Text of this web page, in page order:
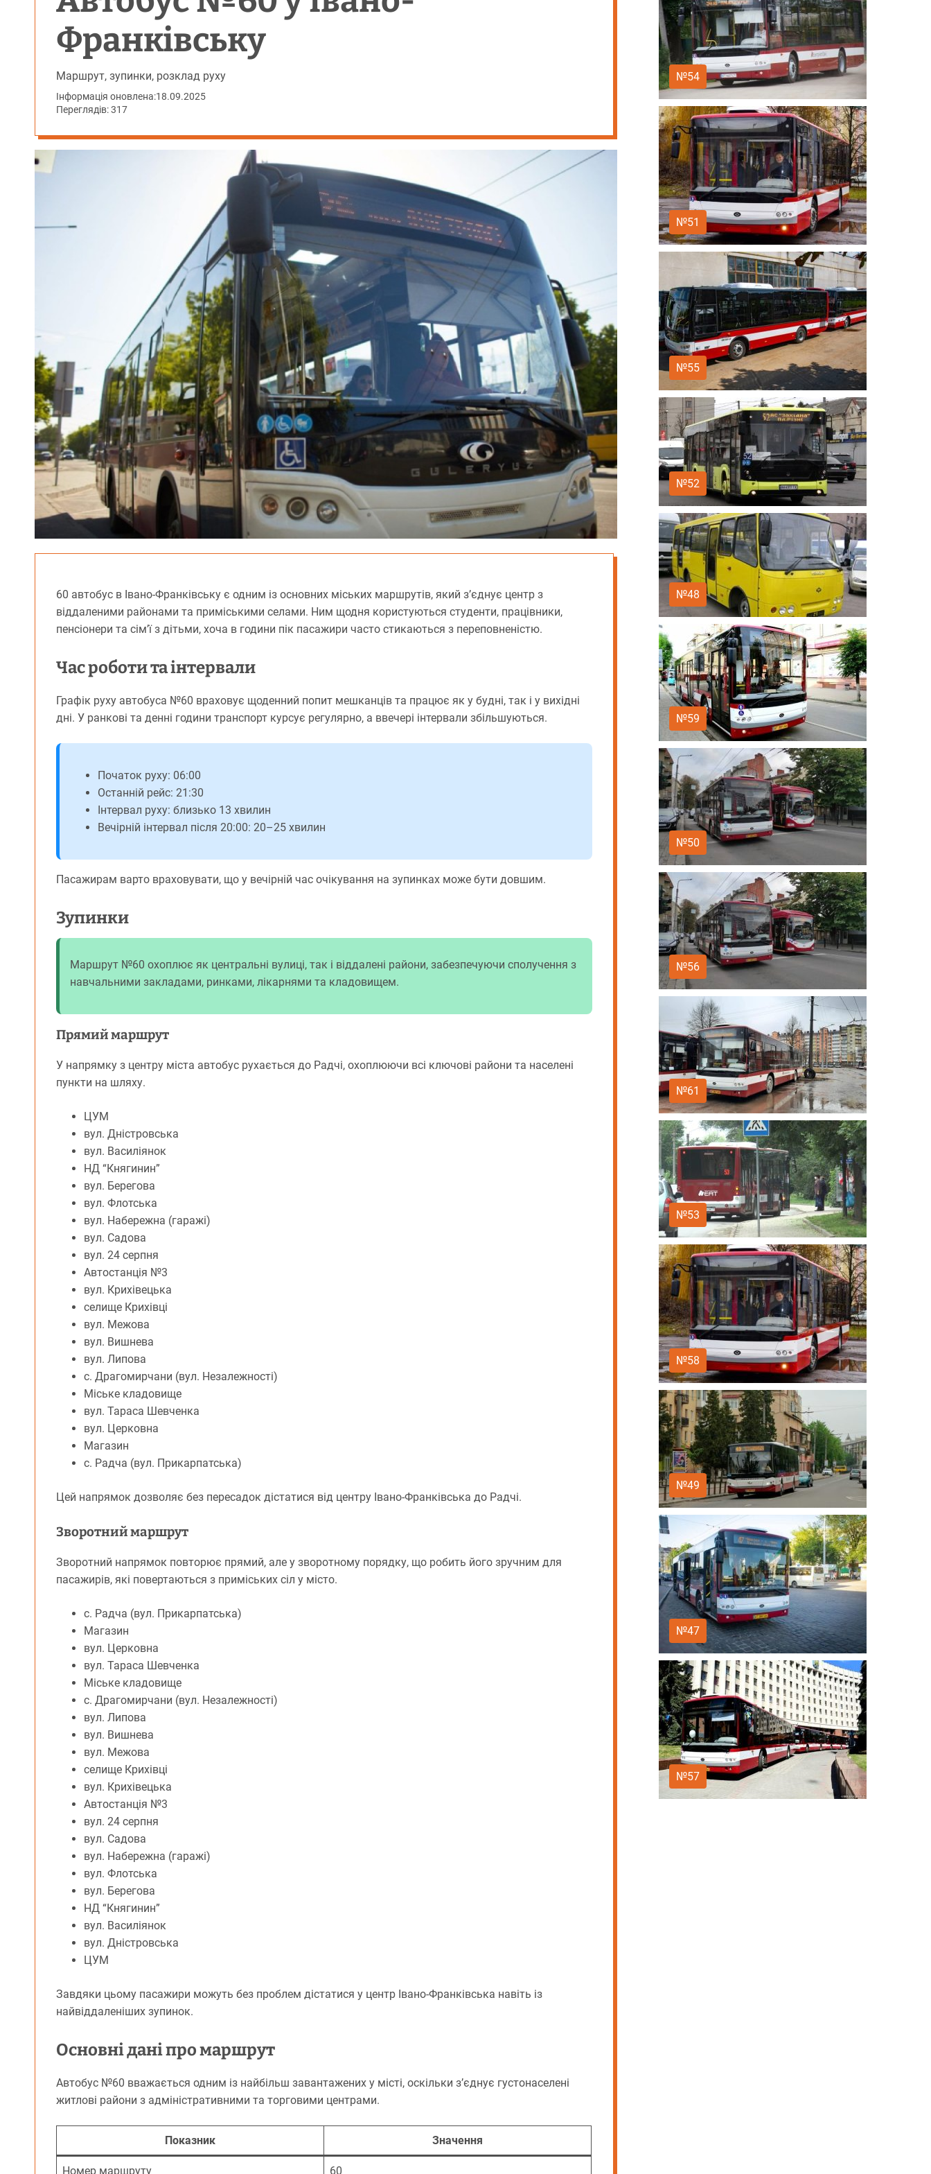
Франківську
Маршрут, зупинки, розклад руху
Інформація оновлена:18.09.2025
Переглядів: 317
60 автобус в Івано-Франківську є одним із основних міських маршрутів, який з’єднує центр з
віддаленими районами та приміськими селами. Ним щодня користуються студенти, працівники,
пенсіонери та сім’ї з дітьми, хоча в години пік пасажири часто стикаються з переповненістю.
Час роботи та інтервали
Графік руху автобуса №60 враховує щоденний попит мешканців та працює як у будні, так і у вихідні
дні. У ранкові та денні години транспорт курсує регулярно, а ввечері інтервали збільшуються.
Початок руху: 06:00
Останній рейс: 21:30
Інтервал руху: близько 13 хвилин
Вечірній інтервал після 20:00: 20–25 хвилин
Пасажирам варто враховувати, що у вечірній час очікування на зупинках може бути довшим.
Зупинки
Маршрут №60 охоплює як центральні вулиці, так і віддалені райони, забезпечуючи сполучення з
навчальними закладами, ринками, лікарнями та кладовищем.
Прямий маршрут
У напрямку з центру міста автобус рухається до Радчі, охоплюючи всі ключові райони та населені
пункти на шляху.
ЦУМ
вул. Дністровська
вул. Василіянок
НД “Княгинин”
вул. Берегова
вул. Флотська
вул. Набережна (гаражі)
вул. Садова
вул. 24 серпня
Автостанція №3
вул. Крихівецька
селище Крихівці
вул. Межова
вул. Вишнева
вул. Липова
с. Драгомирчани (вул. Незалежності)
Міське кладовище
вул. Тараса Шевченка
вул. Церковна
Магазин
с. Радча (вул. Прикарпатська)
Цей напрямок дозволяє без пересадок дістатися від центру Івано-Франківська до Радчі.
Зворотний маршрут
Зворотний напрямок повторює прямий, але у зворотному порядку, що робить його зручним для
пасажирів, які повертаються з приміських сіл у місто.
с. Радча (вул. Прикарпатська)
Магазин
вул. Церковна
вул. Тараса Шевченка
Міське кладовище
с. Драгомирчани (вул. Незалежності)
вул. Липова
вул. Вишнева
вул. Межова
селище Крихівці
вул. Крихівецька
Автостанція №3
вул. 24 серпня
вул. Садова
вул. Набережна (гаражі)
вул. Флотська
вул. Берегова
НД “Княгинин”
вул. Василіянок
вул. Дністровська
ЦУМ
Завдяки цьому пасажири можуть без проблем дістатися у центр Івано-Франківська навіть із
найвіддаленіших зупинок.
Основні дані про маршрут
Автобус №60 вважається одним із найбільш завантажених у місті, оскільки з’єднує густонаселені
житлові райони з адміністративними та торговими центрами.
Показник Значення
Номер маршруту 60
№54
№51
№55
№52
№48
№59
№50
№56
№61
№53
№58
№49
№47
№57